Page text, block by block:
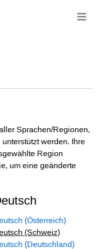
Sprachen/Regionen,
werden. Ihre
Region
um eine geänderte
(Österreich)
(Schweiz)
(Deutschland)
≡